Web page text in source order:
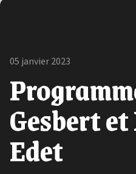
05 janvier 2023
Gesbert
Edet